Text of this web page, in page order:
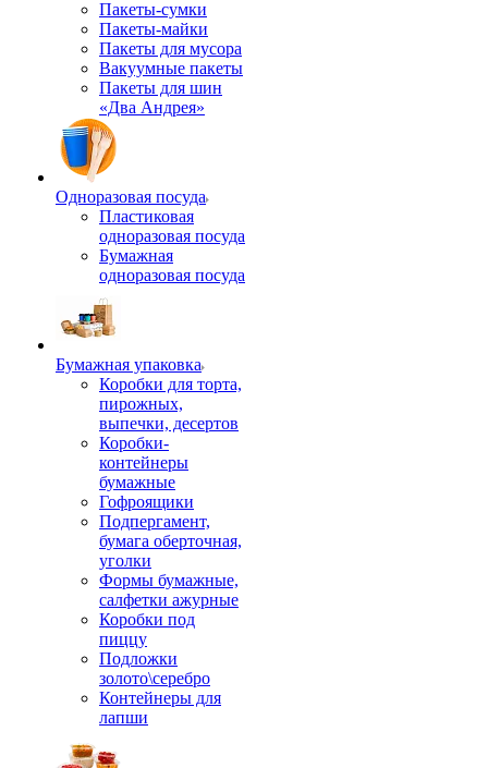
Пакеты-сумки
Пакеты-майки
Пакеты для мусора
Вакуумные пакеты
Пакеты для шин
«Два Андрея»
Одноразовая посуда
Пластиковая
одноразовая посуда
Бумажная
одноразовая посуда
Бумажная упаковка
Коробки для торта,
пирожных,
выпечки, десертов
Коробки-
контейнеры
бумажные
Гофроящики
Подпергамент,
бумага оберточная,
уголки
Формы бумажные,
салфетки ажурные
Коробки под
пиццу
Подложки
золото\серебро
Контейнеры для
лапши